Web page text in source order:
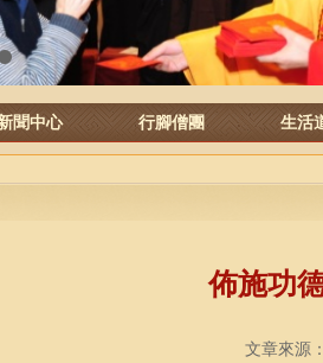
聞中心 行腳僧團 生活
佈施功
文章來源